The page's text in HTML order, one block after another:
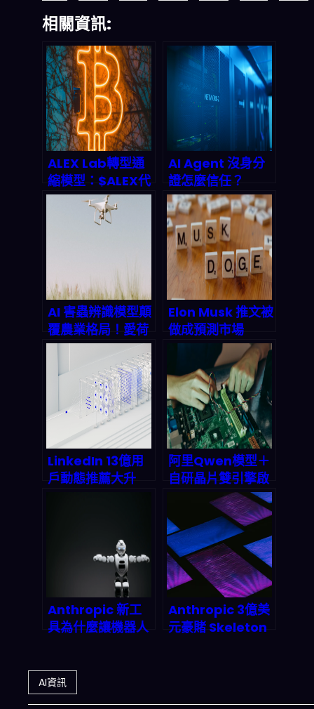
相關資訊:
ALEX Lab轉型通
縮模型：$ALEX代
幣回購燒毀機制與
2026年Stacks生
AI Agent 沒身分
證怎麼信任？
Infoblox與
GoDaddy聯手打
造DNS身份驗證新
標準，終結代理人
偽造與數據污染亂
AI 害蟲辨識模型顛
覆農業格局！愛荷
華州立大學
InsectNet 技術如
何改寫 2026 精準
農業戰局
Elon Musk 推文被
做成預測市場
2026 爆賺 8 萬美
元：名人社交如何
變成兆美元級金融
賭局
LinkedIn 13億用
戶動態推薦大升
場將衝破25億美
阿里Qwen模型＋
自研晶片雙引擎啟
動：中國AI工廠全
棧霸權的深度拆解
Anthropic 新工
具為什麼讓機器人
者實作指南
（2026 觀點）
Anthropic 3億美
元豪賭 Skeleton
AI資訊